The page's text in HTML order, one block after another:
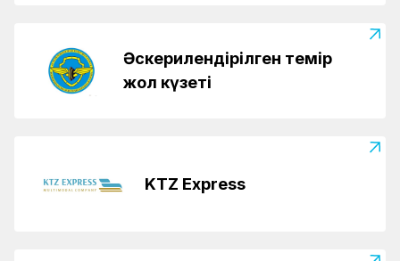
Әскерилендірілген темір
жол күзеті
KTZ Express